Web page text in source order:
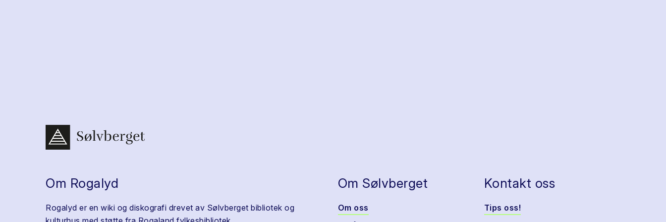
Om Rogalyd
Rogalyd er en wiki og diskografi drevet av Sølvberget bibliotek og
Om Sølvberget
Om oss
Kontakt oss
Tips oss!